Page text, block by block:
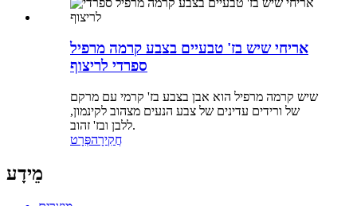
אריחי שיש בז' טבעיים בצבע קרמה מרפיל
ספרדי לריצוף
שיש קרמה מרפיל הוא אבן בצבע בז' קרמי עם מרקם
של ורידים עדינים של צבע הנעים מצהוב לקינמון,
ללבן ובז' זהוב.
חֲקִירָהפְּרָט
מֵידָע